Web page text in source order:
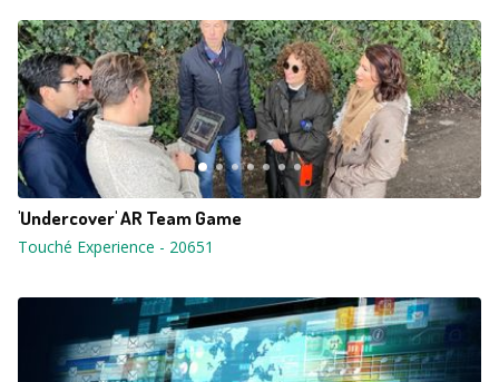
'Undercover' AR Team Game
Touché Experience - 20651